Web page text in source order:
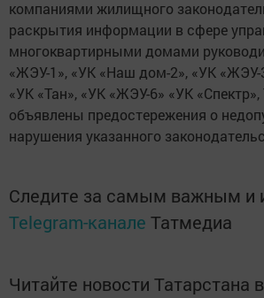
компаниями жилищного
раскрытия информации в сфере
многоквартирными домами
«ЖЭУ-1», «УК «Наш дом-2», «УК «ЖЭУ-
«УК «Тан», «УК «ЖЭУ-6» «УК
объявлены предостережения о
нарушения указанного
Следите за самым важным и
Telegram-канале Татмедиа
Читайте новости Татарстана в